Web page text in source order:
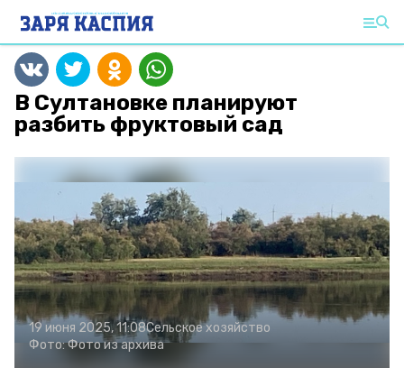
В Султановке планируют
разбить фруктовый сад
19 июня 2025, 11:08Сельское хозяйство
Фото:Фото из архива